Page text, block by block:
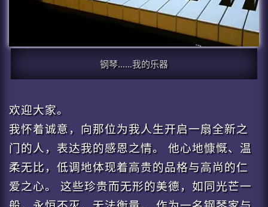
钢琴……我的乐器
欢迎大家。
我怀着诚意，向那位为我人生开启一扇全新之
门的人，表达我的感恩之情。 他心地慷慨、温
柔无比，低调地体现着高贵的品格与高尚的仁
爱之心。 这些珍贵而无形的美德，如同光芒一